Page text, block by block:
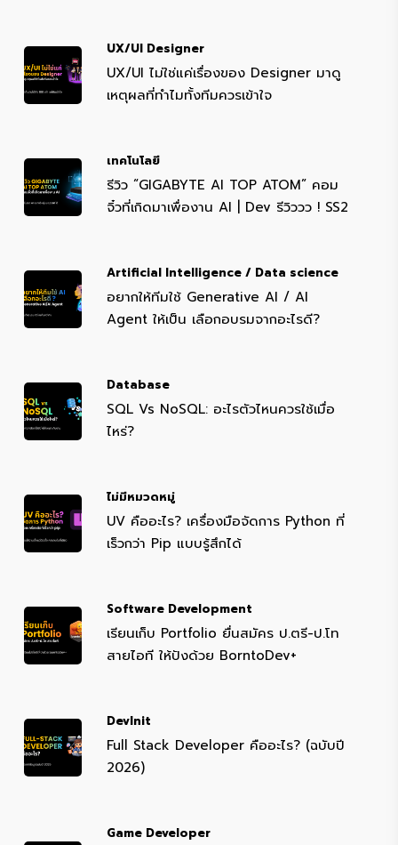
UX/UI Designer
UX/UI ไม่ใช่แค่เรื่องของ Designer มาดู
เหตุผลที่ทำไมทั้งทีมควรเข้าใจ
เทคโนโลยี
รีวิว “GIGABYTE AI TOP ATOM” คอม
จิ๋วที่เกิดมาเพื่องาน AI | Dev รีวิววว ! SS2
Artificial Intelligence / Data science
อยากให้ทีมใช้ Generative AI / AI
Agent ให้เป็น เลือกอบรมจากอะไรดี?
Database
SQL Vs NoSQL: อะไรตัวไหนควรใช้เมื่อ
ไหร่?
ไม่มีหมวดหมู่
UV คืออะไร? เครื่องมือจัดการ Python ที่
เร็วกว่า Pip แบบรู้สึกได้
Software Development
เรียนเก็บ Portfolio ยื่นสมัคร ป.ตรี-ป.โท
สายไอที ให้ปังด้วย BorntoDev+
DevInit
Full Stack Developer คืออะไร? (ฉบับปี
2026)
Game Developer